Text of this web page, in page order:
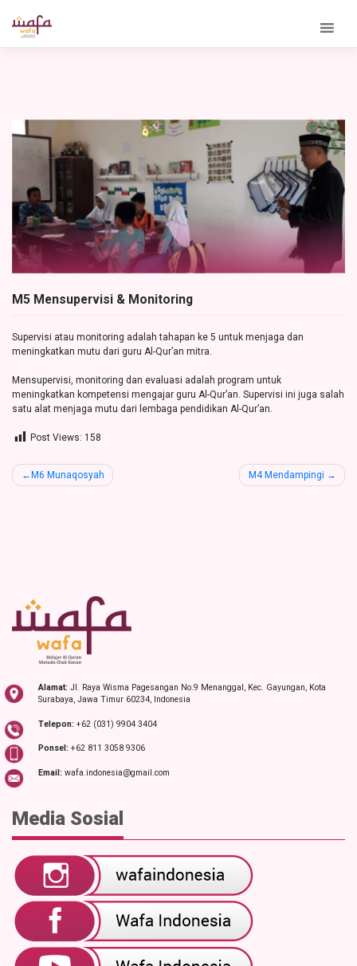
content
M5 Mensupervisi & Monitoring
Supervisi atau monitoring adalah tahapan ke 5 untuk menjaga dan
meningkatkan mutu dari guru Al-Qur’an mitra.
Mensupervisi, monitoring dan evaluasi adalah program untuk
meningkatkan kompetensi mengajar guru Al-Qur’an. Supervisi ini juga salah
satu alat menjaga mutu dari lembaga pendidikan Al-Qur’an.
Post Views: 158
PostM6 Munaqosyah M4 Mendampingi
Alamat: Jl. Raya Wisma Pagesangan No.9 Menanggal, Kec. Gayungan, Kota
Surabaya, Jawa Timur 60234, Indonesia
Telepon: +62 (031) 9904 3404
Ponsel: +62 811 3058 9306
Email: wafa.indonesia@gmail.com
Media Sosial